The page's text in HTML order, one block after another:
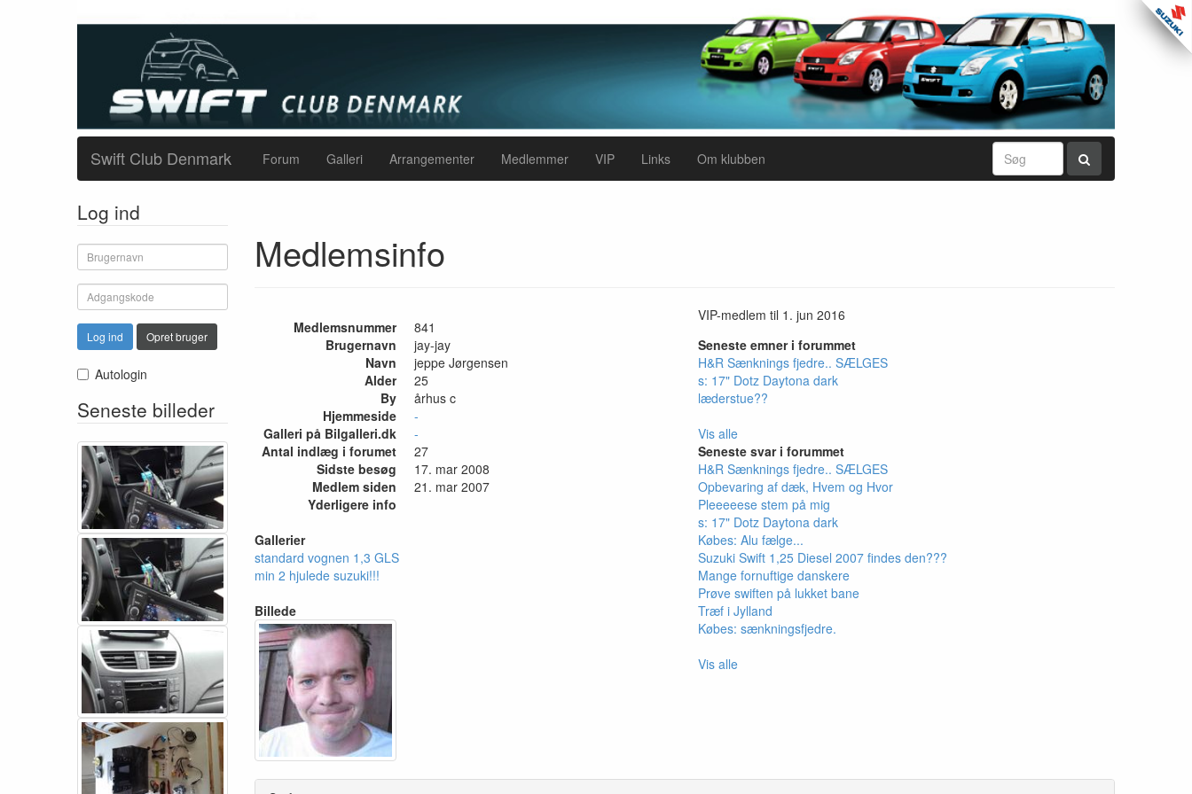
Swift Club Denmark Forum Galleri Arrangementer Medlemmer VIP Links Om klubben
Medlemsinfo
Medlemsnummer
841
Brugernavn
jay-jay
Navn
jeppe Jørgensen
Alder
25
By
århus c
Hjemmeside
-
Galleri på Bilgalleri.dk
-
Antal indlæg i forumet
27
Sidste besøg
17. mar 2008
Medlem siden
21. mar 2007
Yderligere info
Gallerier
standard vognen 1,3 GLS
min 2 hjulede suzuki!!!
Billede
VIP-medlem til 1. jun 2016
Seneste emner i forummet
H&R Sænknings fjedre.. SÆLGES
s: 17" Dotz Daytona dark
læderstue??
Vis alle
Seneste svar i forummet
H&R Sænknings fjedre.. SÆLGES
Opbevaring af dæk, Hvem og Hvor
Pleeeeese stem på mig
s: 17" Dotz Daytona dark
Købes: Alu fælge...
Suzuki Swift 1,25 Diesel 2007 findes den???
Mange fornuftige danskere
Prøve swiften på lukket bane
Træf i Jylland
Købes: sænkningsfjedre.
Vis alle
Log ind
Log ind Opret bruger
Autologin
Seneste billeder